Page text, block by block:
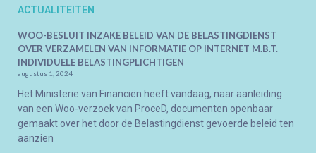
ACTUALITEITEN
WOO-BESLUIT INZAKE BELEID VAN DE BELASTINGDIENST
OVER VERZAMELEN VAN INFORMATIE OP INTERNET M.B.T.
INDIVIDUELE BELASTINGPLICHTIGEN
augustus 1, 2024
Het Ministerie van Financiën heeft vandaag, naar aanleiding
van een Woo-verzoek van ProceD, documenten openbaar
gemaakt over het door de Belastingdienst gevoerde beleid ten
aanzien